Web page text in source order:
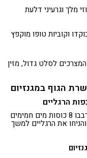
מלך וגרעיני דלעת
וקוביות טופו מוקפץ
לסלט גדול, מזין
הגוף במגנזיום
הרגליים
הכינו אמבט לרגליים: ערבבו 8 כוסות מים חמימים
והניחו את הרגליים למשך